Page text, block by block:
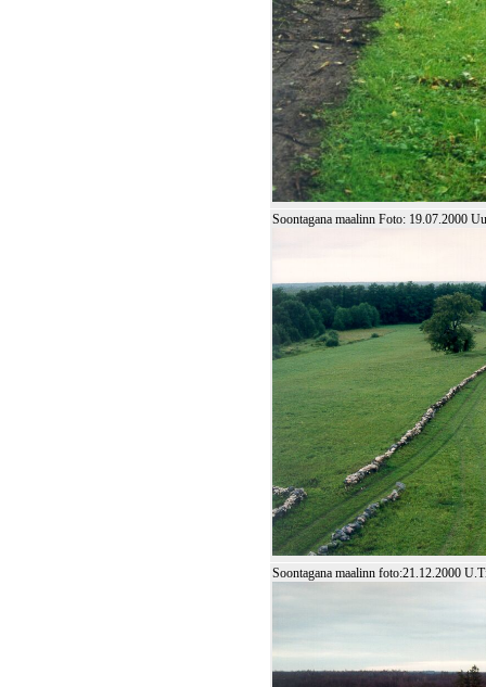
Soontagana maalinn Foto: 19.07.2000
Soontagana maalinn foto:21.12.2000